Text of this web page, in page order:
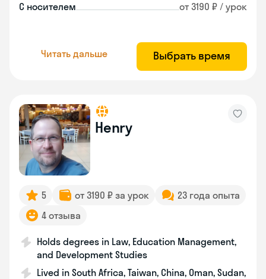
С носителем от 3190 ₽ / урок
Читать дальше Выбрать время
Henry
5 от 3190 ₽ за урок
23 года опыта
4 отзыва
Holds degrees in Law, Education Management,
and Development Studies
Lived in South Africa, Taiwan, China, Oman, Sudan,